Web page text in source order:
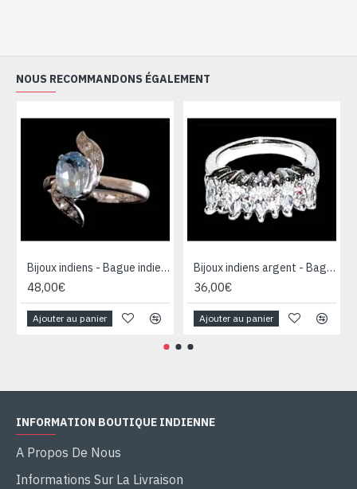
NOUS RECOMMANDONS ÉGALEMENT
Bijoux indiens - Bague indienne rhodiée Topaze
48,00€
Ajouter au panier
Bijoux indiens argent - Bague indienne oxyde de Zirconium
36,00€
Ajouter au panier
INFORMATION BOUTIQUE INDIENNE
A Propos De Nous
Informations Sur La Livraison